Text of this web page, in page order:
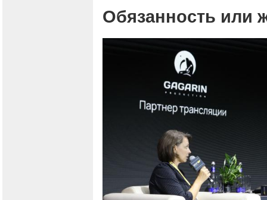
Обязанность или